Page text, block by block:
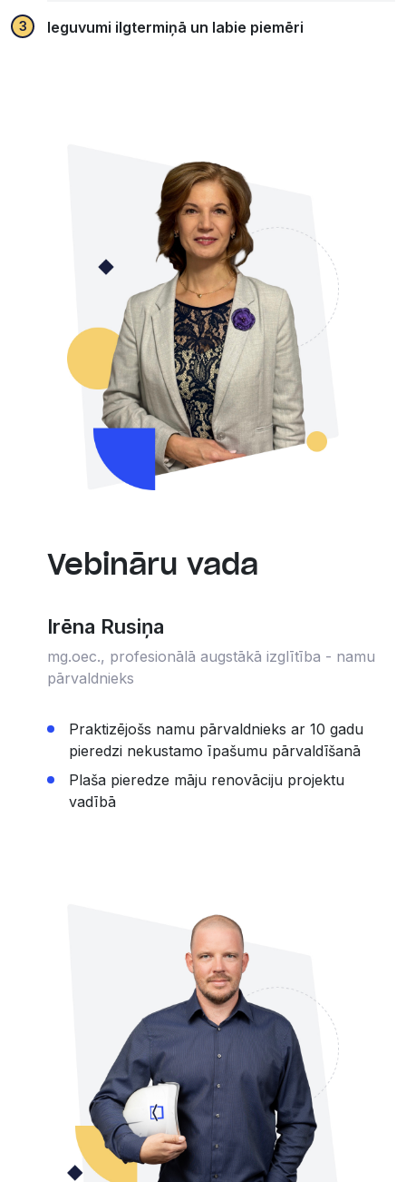
Ieguvumi ilgtermiņā un labie piemēri
Vebināru vada
Irēna Rusiņa
mg.oec., profesionālā augstākā izglītība - namu
pārvaldnieks
Praktizējošs namu pārvaldnieks ar 10 gadu
pieredzi nekustamo īpašumu pārvaldīšanā
Plaša pieredze māju renovāciju projektu
vadībā